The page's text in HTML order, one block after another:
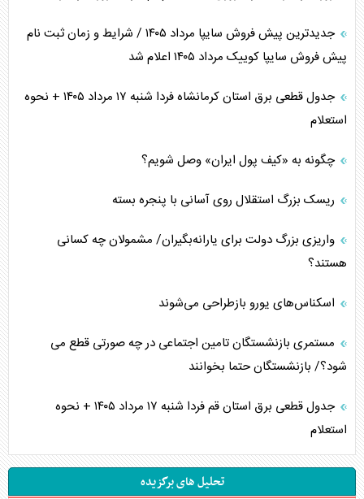
جدیدترین پیش فروش سایپا مرداد ۱۴۰۵ / شرایط و زمان ثبت نام
پیش فروش سایپا کوییک مرداد ۱۴۰۵ اعلام شد
جدول قطعی برق استان کرمانشاه فردا شنبه ۱۷ مرداد ۱۴۰۵ + نحوه
استعلام
چگونه به «کیف پول ایران» وصل شویم؟
ریسک بزرگ استقلال روی آسانی با پنجره بسته
واریزی بزرگ دولت برای یارانه‌بگیران/ مشمولان چه کسانی
هستند؟
اسکناس‌های یورو بازطراحی می‌شوند
مستمری بازنشستگان تامین اجتماعی در چه صورتی قطع می
شود؟/ بازنشستگان حتما بخوانند
جدول قطعی برق استان قم فردا شنبه ۱۷ مرداد ۱۴۰۵ + نحوه
استعلام
تحلیل های برگزیده